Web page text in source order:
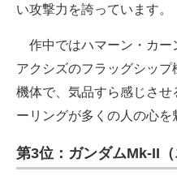
い攻撃力を誇っています。
作中ではハマーン・カー
アクシズのフラッグシッ
機体で、気品すら感じさ
ーリングが多くの人の心を
第3位：ガンダムMk-II（